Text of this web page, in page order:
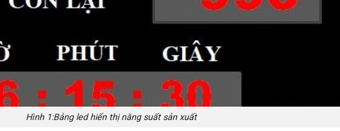
Hình 1:Bảng led hiển thị năng suất sản xuất